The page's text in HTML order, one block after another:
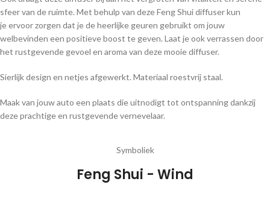
sfeer van de ruimte. Met behulp van deze Feng Shui diffuser kun
je ervoor zorgen dat je de heerlijke geuren gebruikt om jouw
welbevinden een positieve boost te geven. Laat je ook verrassen door
het rustgevende gevoel en aroma van deze mooie diffuser.
Sierlijk design en netjes afgewerkt. Materiaal roestvrij staal.
Maak van jouw auto een plaats die uitnodigt tot ontspanning dankzij
deze prachtige en rustgevende vernevelaar.
Symboliek
Feng Shui - Wind